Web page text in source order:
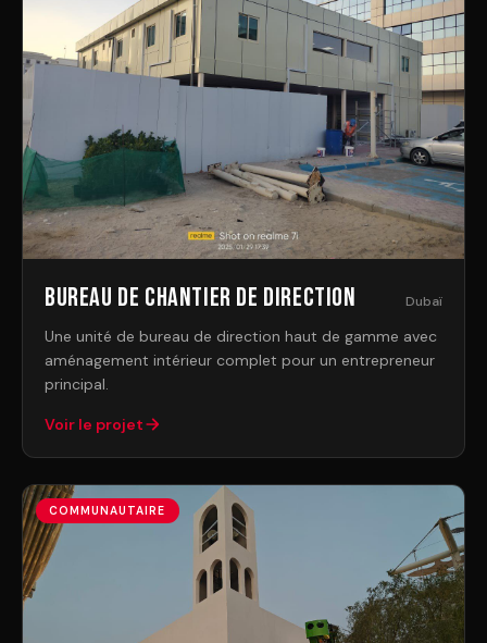
Bureau de chantier de direction Dubaï
Une unité de bureau de direction haut de gamme avec
aménagement intérieur complet pour un entrepreneur
principal.
Voir le projet
COMMUNAUTAIRE